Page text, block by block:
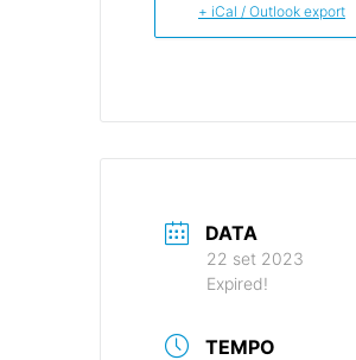
+ iCal / Outlook export
DATA
22 set 2023
Expired!
TEMPO